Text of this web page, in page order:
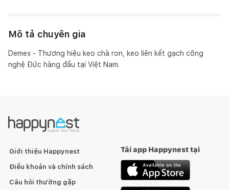
Mô tả chuyên gia
Demex - Thương hiệu keo chà ron, keo liên kết gạch công
nghệ Đức hàng đầu tại Việt Nam.
Giới thiệu Happynest
Điều khoản và chính sách
Câu hỏi thường gặp
Tải app Happynest tại